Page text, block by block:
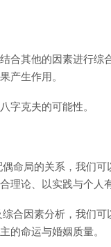
合其他的因素进行综
产生作用。
字克夫的可能性。
命局的关系，我们
理论、以实践与个人
合因素分析，我们
的命运与婚姻质量。